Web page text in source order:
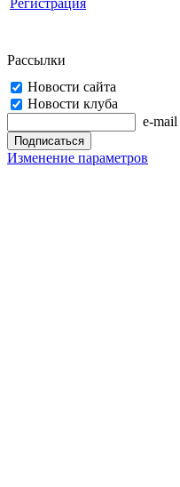
Регистрация
Рассылки
Новости сайта
Новости клуба
e-mail
Изменение параметров